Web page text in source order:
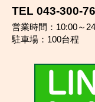
TEL 043-300-
営業時間：10:00～
駐車場：100台程